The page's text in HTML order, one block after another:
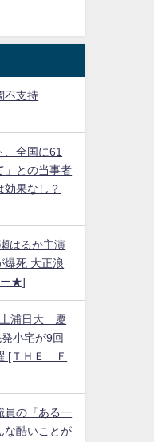
不支持
、全国に61
」との当事者
果なし？
はるか主演
爆死 大正浪
ー★]
土浦日大 慶
小宅が9回
[ＴＨＥ Ｆ
員の『ある一
な酷いことが